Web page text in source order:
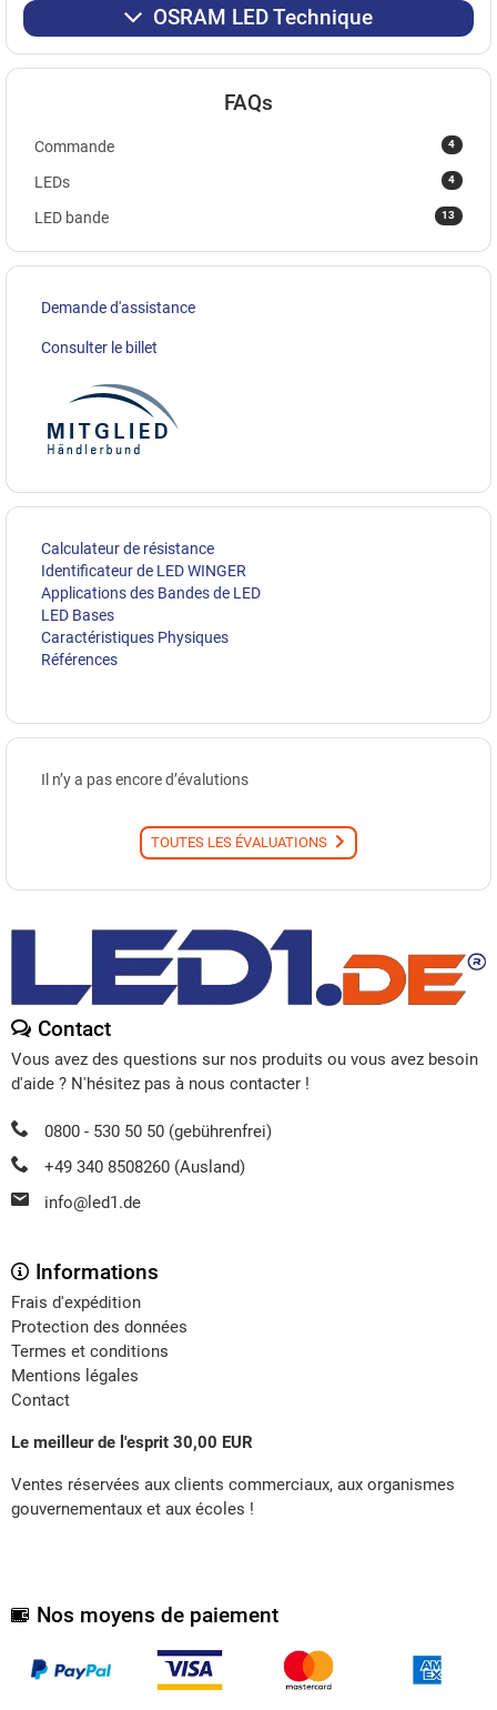
OSRAM LED Technique
FAQs
4
Commande
4
LEDs
13
LED bande
Demande d'assistance
Consulter le billet
Calculateur de résistance
Identificateur de LED WINGER
Applications des Bandes de LED
LED Bases
Caractéristiques Physiques
Références
Il n’y a pas encore d’évalutions
TOUTES LES ÉVALUATIONS
Contact
Vous avez des questions sur nos produits ou vous avez besoin
d'aide ? N'hésitez pas à nous contacter !
0800 - 530 50 50 (gebührenfrei)
+49 340 8508260 (Ausland)
info@led1.de
Informations
Frais d'expédition
Protection des données
Termes et conditions
Mentions légales
Contact
Le meilleur de l'esprit 30,00 EUR
Ventes réservées aux clients commerciaux, aux organismes
gouvernementaux et aux écoles !
Nos moyens de paiement